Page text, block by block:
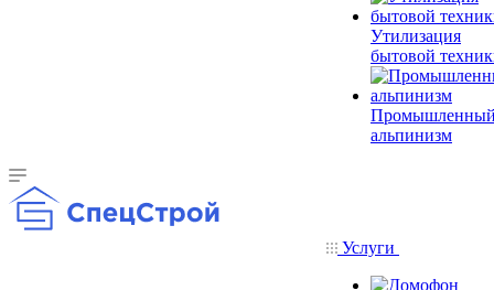
Утилизация
бытовой
альпинизм
Услуги